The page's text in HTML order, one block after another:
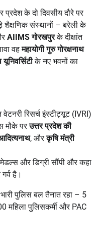
के दो दिवसीय दौरे पर
शैक्षणिक संस्थानों – बरेली के
AIIMSगोरखपुरके दीक्षांत
वहमहायोगी गुरु गोरक्षनाथ
यूनिवर्सिटीके नए भवनों का
रिसर्च इंस्टीट्यूट (IVRI)
मौके परउत्तर प्रदेश की
, औरकृषि मंत्री
मेडल्स और डिग्री सौंपी और कहा
है।
पुलिस बल तैनात रहा – 5
महिला पुलिसकर्मी और PAC